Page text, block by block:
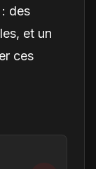
des
et un
ces